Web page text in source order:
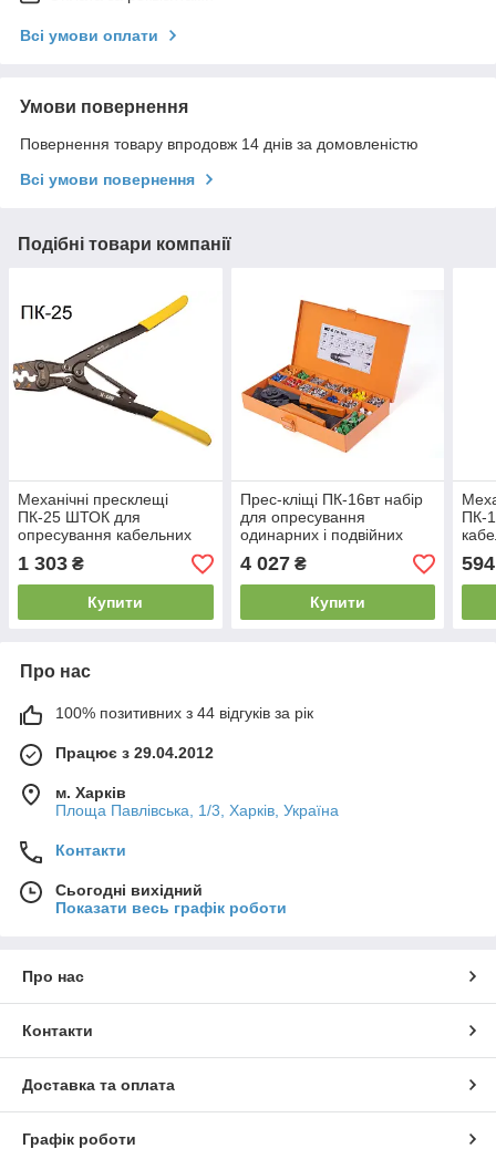
Всі умови оплати
Умови повернення
Повернення товару впродовж 14 днів за домовленістю
Всі умови повернення
Подібні товари компанії
Механічні пресклещі
ПК-25 ШТОК для
опресування кабельних
наконечників і гільз
1 303 ₴
Купити
Прес-кліщі ПК-16вт набір
для опресування
одинарних і подвійних
втулкових наконечників із
наконечниками
4 027₴
Купити
ПК-
гільз
594
Про нас
100% позитивних з 44 відгуків за рік
Працює з 29.04.2012
м. Харків
Площа Павлівська, 1/3, Харків, Україна
Контакти
Сьогодні вихідний
Показати весь графік роботи
Про нас
Контакти
Доставка та оплата
Графік роботи